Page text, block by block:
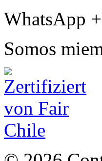
WhatsApp
Somos